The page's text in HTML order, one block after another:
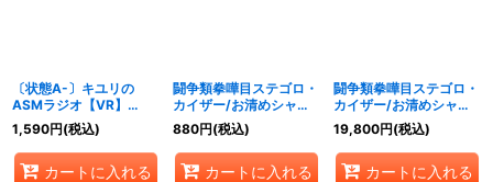
〔状態A-〕キユリの
ASMラジオ【VR】
{P32/Y22}《自然》
1,590円(税込)
カートに入れる
闘争類拳嘩目ステゴロ・
カイザー/お清めシャラ
ップ【R】{P5/Y23}
《自然》
880円(税込)
カートに入れる
闘争類拳嘩目ステゴロ・
カイザー/お清めシャラ
ップ【-】{P2/Y23}《自
然》
19,800円(税込)
カートに入れる